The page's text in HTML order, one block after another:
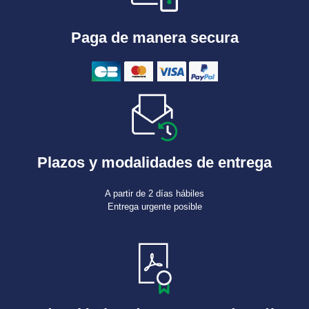
Paga de manera secura
Plazos y modalidades de entrega
A partir de 2 días hábiles
Entrega urgente posible